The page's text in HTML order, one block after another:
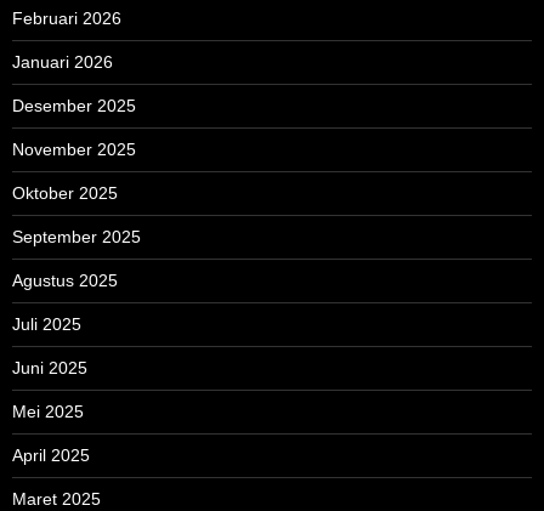
Februari 2026
Januari 2026
Desember 2025
November 2025
Oktober 2025
September 2025
Agustus 2025
Juli 2025
Juni 2025
Mei 2025
April 2025
Maret 2025